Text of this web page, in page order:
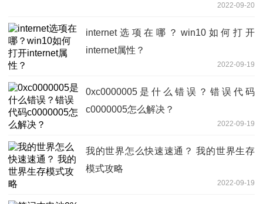
2022-09-20
internet选项在哪？win10如何打开
internet属性？
2022-09-19
0xc0000005是什么错误？错误代码
c0000005怎么解决？
2022-09-19
我的世界怎么快速速通？ 我的世界生存
模式攻略
2022-09-19